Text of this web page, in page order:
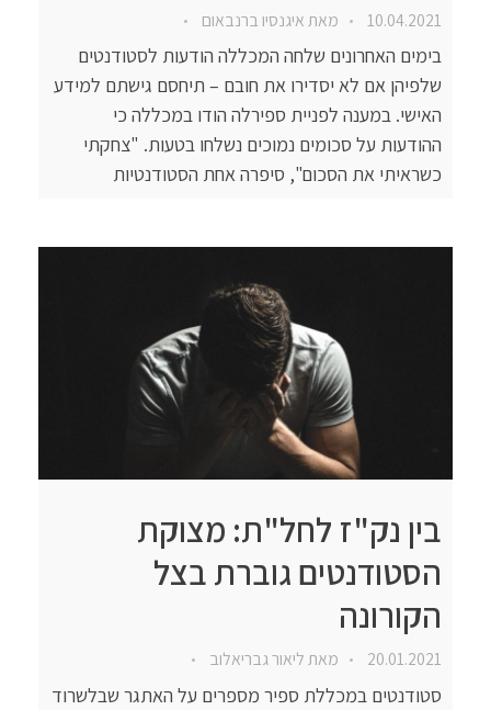
10.04.2021 מאתאיגנסיו ברנבאום
בימים האחרונים שלחה המכללה הודעות לסטודנטים
שלפיהן אם לא יסדירו את חובם – תיחסם גישתם למידע
האישי. במענה לפניית ספירלה הודו במכללה כי
ההודעות על סכומים נמוכים נשלחו בטעות. "צחקתי
כשראיתי את הסכום", סיפרה אחת הסטודנטיות
בין נק"ז לחל"ת: מצוקת
הסטודנטים גוברת בצל
הקורונה
20.01.2021 מאתליאור גבריאלוב
סטודנטים במכללת ספיר מספרים על האתגר שבלשרוד